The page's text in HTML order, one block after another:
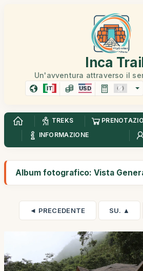
Inca
Un'avventura attraverso il
IT USD
TREKS
INFORMAZIONE
Album fotografico: Vista
◄ PRECEDENTE SU. ▲